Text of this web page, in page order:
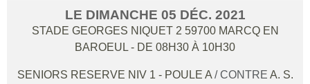
LE DIMANCHE 05 DÉC. 2021
STADE GEORGES NIQUET 2 59700 MARCQ EN
BAROEUL - DE 08H30 À 10H30
SENIORS RESERVE NIV 1 - POULE A / CONTRE A. S.